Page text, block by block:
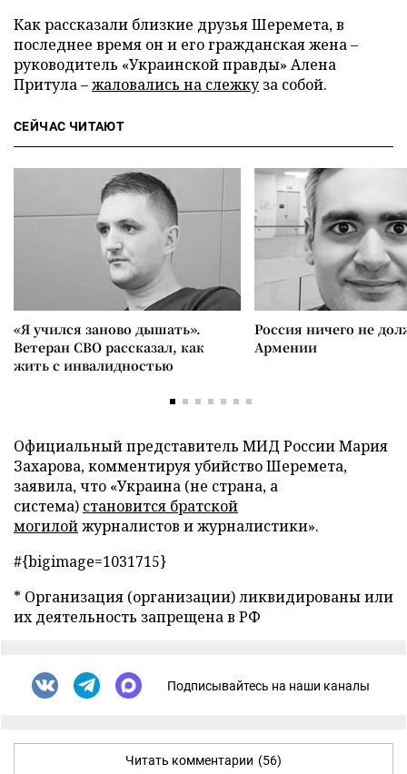
Как рассказали близкие друзья Шеремета, в
последнее время он и его гражданская жена –
руководитель «Украинской правды» Алена
Притула –жаловались на слежкуза собой.
СЕЙЧАС ЧИТАЮТ
«Я учился заново дышать».
Ветеран СВО рассказал, как
жить с инвалидностью
Россия ничего не
Армении
Официальный представитель МИД России Мария
Захарова, комментируя убийство Шеремета,
заявила, что «Украина (не страна, а
система) становится братской
могилойжурналистов и журналистики».
#{bigimage=1031715}
* Организация (организации) ликвидированы или
их деятельность запрещена в РФ
Подписывайтесь на наши каналы
Читать комментарии (56)